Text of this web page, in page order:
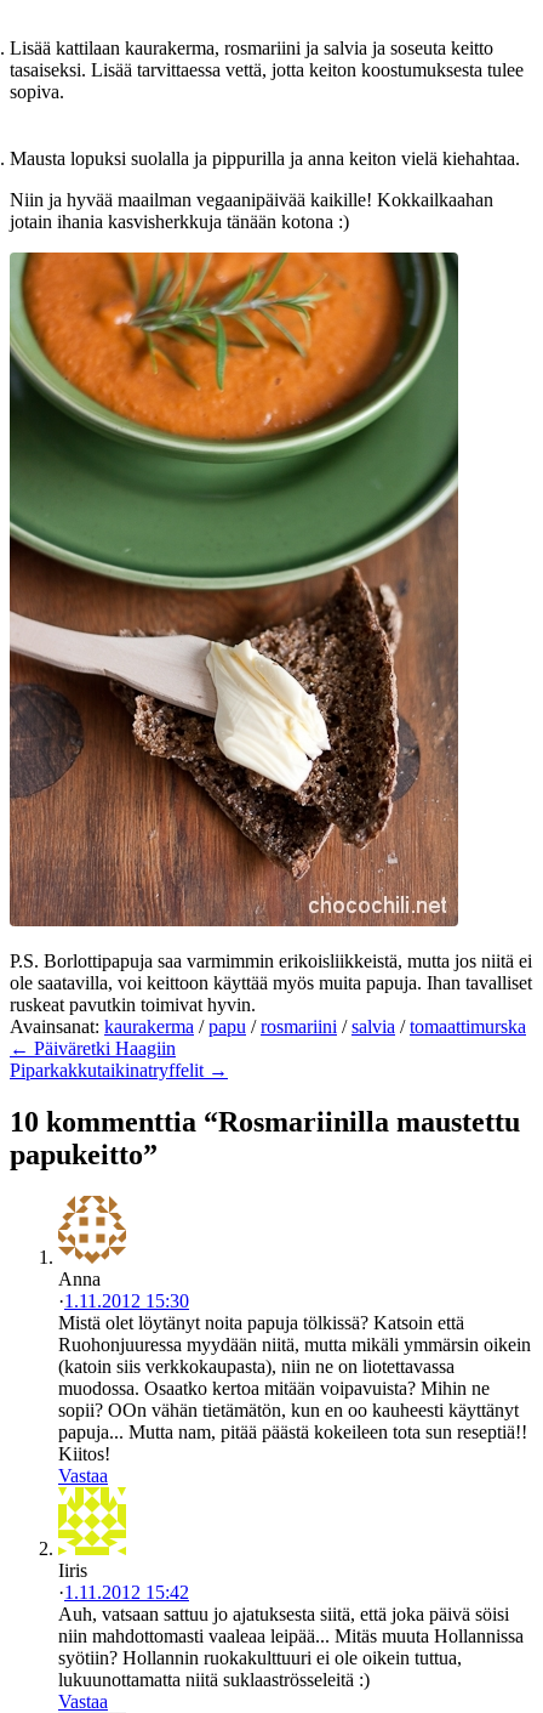
Lisää kattilaan kaurakerma, rosmariini ja salvia ja soseuta keitto
tasaiseksi. Lisää tarvittaessa vettä, jotta keiton koostumuksesta tulee
sopiva.
Mausta lopuksi suolalla ja pippurilla ja anna keiton vielä kiehahtaa.
Niin ja hyvää maailman vegaanipäivää kaikille! Kokkailkaahan
jotain ihania kasvisherkkuja tänään kotona :)
P.S. Borlottipapuja saa varmimmin erikoisliikkeistä, mutta jos niitä ei
ole saatavilla, voi keittoon käyttää myös muita papuja. Ihan tavalliset
ruskeat pavutkin toimivat hyvin.
Avainsanat: kaurakerma /papu /rosmariini /salvia /tomaattimurska
← Päiväretki Haagiin
Piparkakkutaikinatryffelit →
10 kommenttia “Rosmariinilla maustettu
papukeitto”
Anna
·1.11.2012 15:30
Mistä olet löytänyt noita papuja tölkissä? Katsoin että
Ruohonjuuressa myydään niitä, mutta mikäli ymmärsin oikein
(katoin siis verkkokaupasta), niin ne on liotettavassa
muodossa. Osaatko kertoa mitään voipavuista? Mihin ne
sopii? OOn vähän tietämätön, kun en oo kauheesti käyttänyt
papuja... Mutta nam, pitää päästä kokeileen tota sun reseptiä!!
Kiitos!
Vastaa
Iiris
·1.11.2012 15:42
Auh, vatsaan sattuu jo ajatuksesta siitä, että joka päivä söisi
niin mahdottomasti vaaleaa leipää... Mitäs muuta Hollannissa
syötiin? Hollannin ruokakulttuuri ei ole oikein tuttua,
lukuunottamatta niitä suklaaströsseleitä :)
Vastaa